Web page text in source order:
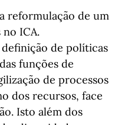
reformulação de um
ICA.
de políticas
funções de
de processos
dos recursos, face
Isto além dos